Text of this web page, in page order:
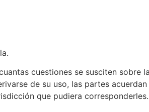
cuestiones se susciten
de su uso, las partes
que pudiera corresponderles.